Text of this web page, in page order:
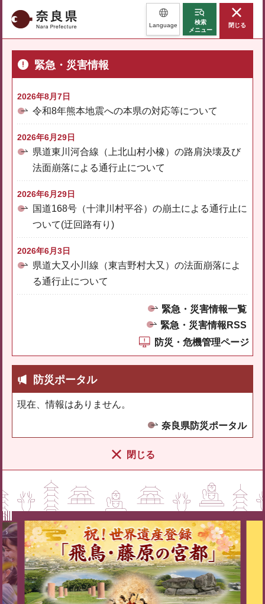
奈良県 Language
検索
メニュー
閉じる
緊急・災害情報
2026年8月7日
令和8年熊本地震への本県の対応等について
2026年6月29日
県道東川河合線（上北山村小橡）の路肩決壊及び
法面崩落による通行止について
2026年6月29日
国道168号（十津川村平谷）の崩土による通行止に
ついて(迂回路有り)
2026年6月3日
県道大又小川線（東吉野村大又）の法面崩落によ
る通行止について
緊急・災害情報一覧
緊急・災害情報RSS
防災・危機管理ページ
防災ポータル
現在、情報はありません。
奈良県防災ポータル
閉じる